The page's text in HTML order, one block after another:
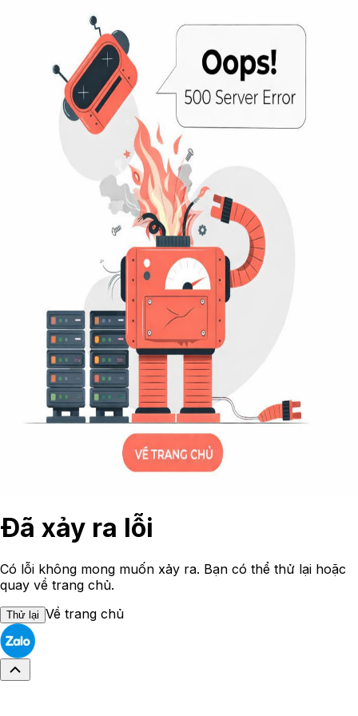
Đã xảy ra lỗi
Có lỗi không mong muốn xảy ra. Bạn có thể thử lại hoặc
quay về trang chủ.
Thử lại Về trang chủ